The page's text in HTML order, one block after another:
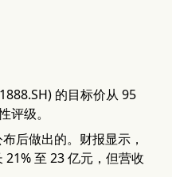
的目标价从 95
评级。
后做出的。财报显示，
至 23 亿元，但营收